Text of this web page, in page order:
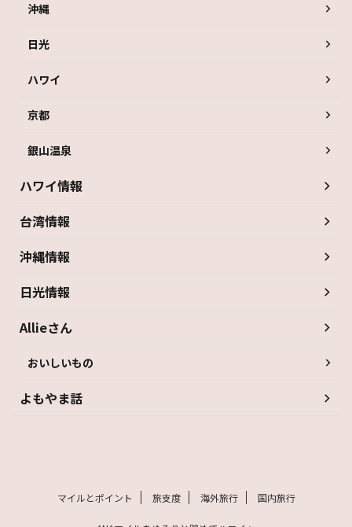
沖縄
日光
ハワイ
京都
銀山温泉
ハワイ情報
台湾情報
沖縄情報
日光情報
Allieさん
おいしいもの
よもやま話
マイルとポイント 旅支度 海外旅行 国内旅行